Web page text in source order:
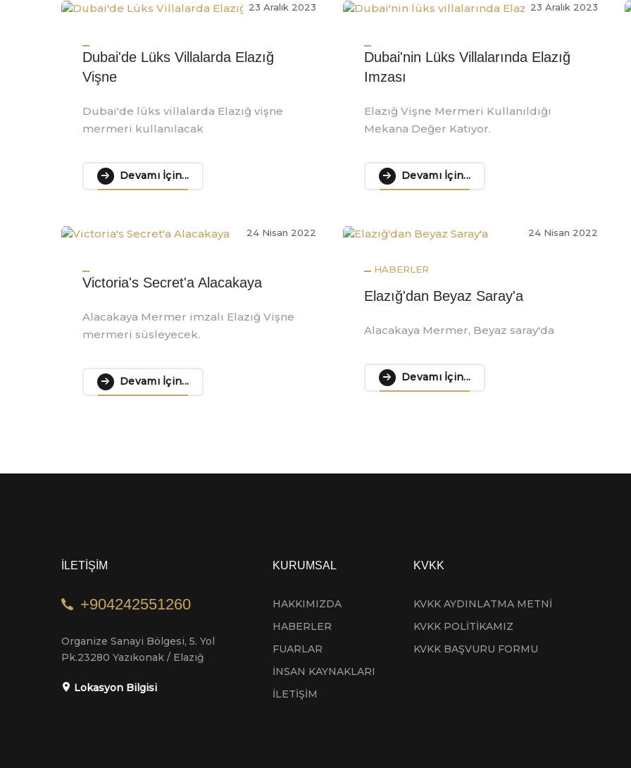
23 Aralık 2023
Dubai'de Lüks Villalarda Elazığ
Vişne
Dubai'de lüks villalarda Elazığ vişne
mermeri kullanılacak
Devamı İçin...
23 Aralık 2023
Dubai'nin Lüks Villalarında Elazığ
Imzası
Elazığ Vişne Mermeri Kullanıldığı
Mekana Değer Katıyor.
Devamı İçin...
24 Nisan 2022
Victoria's Secret'a Alacakaya
Alacakaya Mermer imzalı Elazığ Vişne
mermeri süsleyecek.
Devamı İçin...
24 Nisan 2022
HABERLER
Elazığ'dan Beyaz Saray'a
Alacakaya Mermer, Beyaz saray'da
Devamı İçin...
İLETİŞİM
+904242551260
Organize Sanayi Bölgesi, 5. Yol
Pk.23280 Yazıkonak / Elazığ
Lokasyon Bilgisi
KURUMSAL
HAKKIMIZDA
HABERLER
FUARLAR
İNSAN KAYNAKLARI
İLETİŞİM
KVKK
KVKK AYDINLATMA METNİ
KVKK POLİTİKAMIZ
KVKK BAŞVURU FORMU